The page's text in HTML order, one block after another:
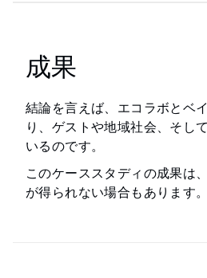
成果
結論を言えば、エコラボとベ
り、ゲストや地域社会、そし
いるのです。
このケーススタディの成果は
が得られない場合もあります。